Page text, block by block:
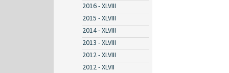
2016 - XLVIII
2015 - XLVIII
2014 - XLVIII
2013 - XLVIII
2012 - XLVIII
2012 - XLVII